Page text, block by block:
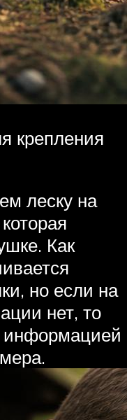
крепления
леску на
Как
но если на
нет, то
информацией